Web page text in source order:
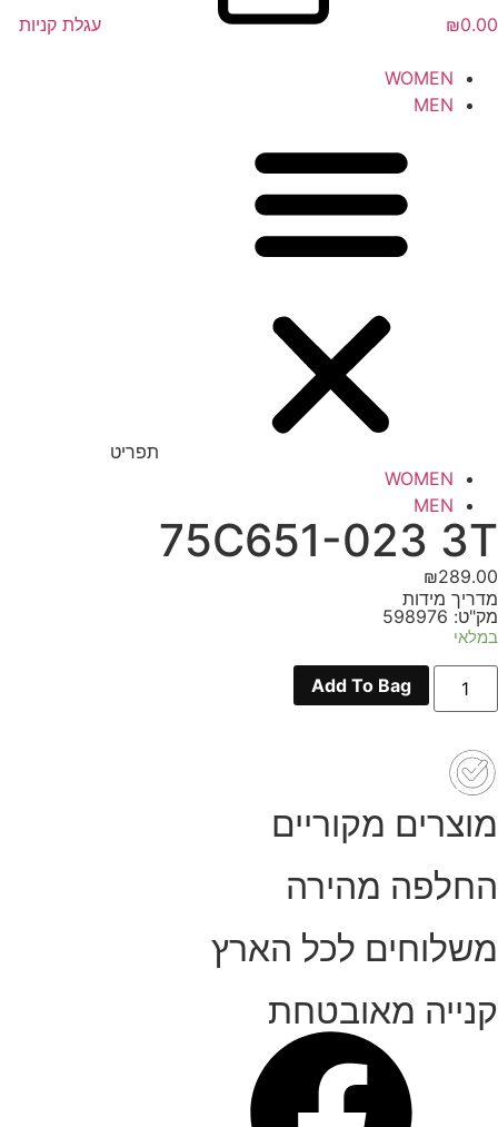
₪0.00 עגלת קניות
WOMEN
MEN
תפריט
WOMEN
MEN
75C651-023 3T
₪289.00
מדריך מידות
מק"ט: 598976
במלאי
כמות
75C651-
3T
Add To Bag
מוצרים מקוריים
החלפה מהירה
משלוחים לכל הארץ
קנייה מאובטחת